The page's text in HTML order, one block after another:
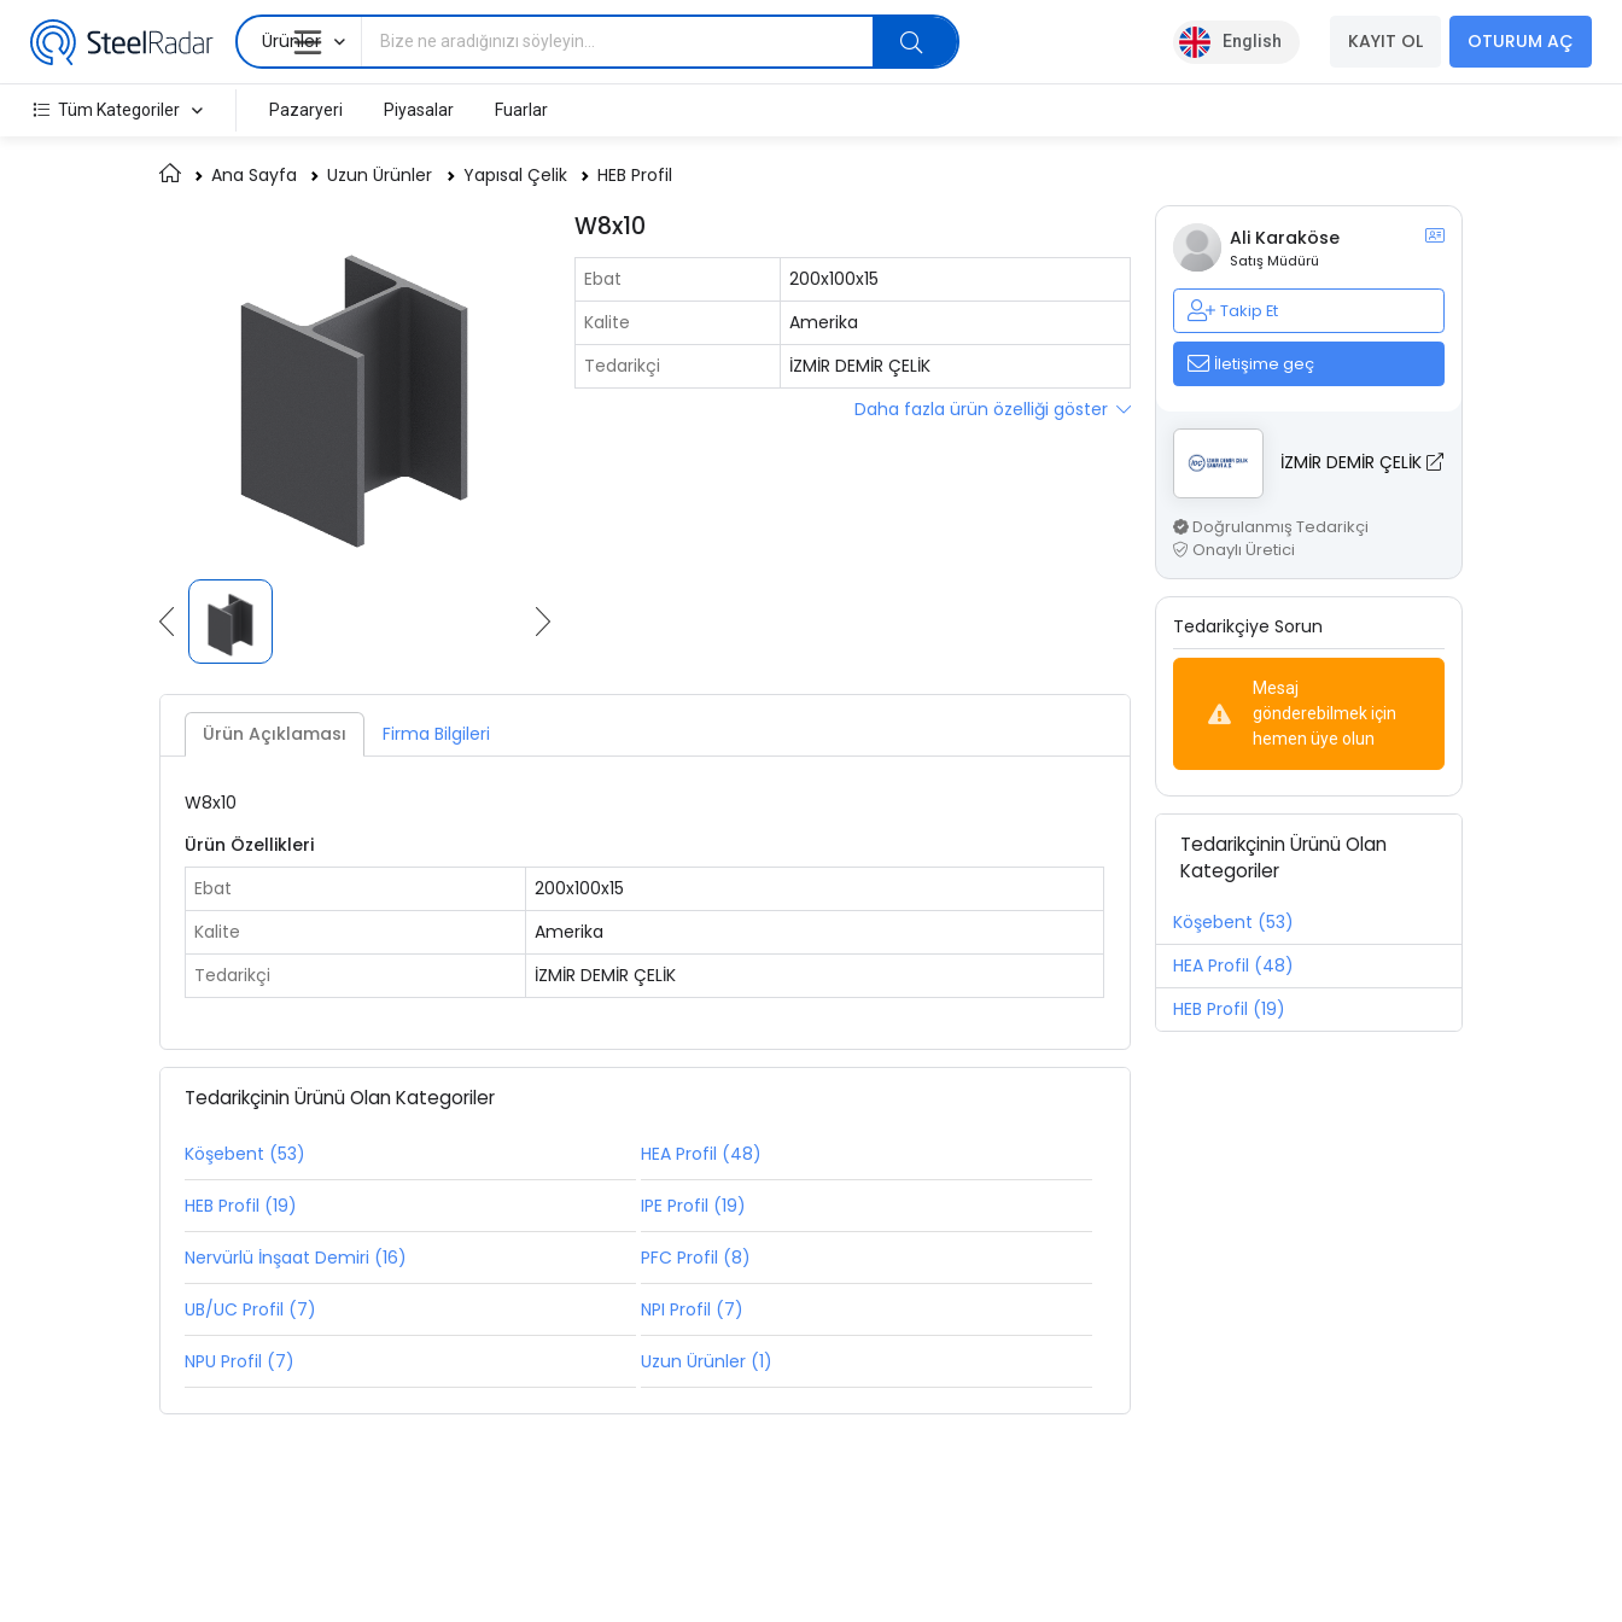
Ürünler English KAYIT OL OTURUM AÇ
Tüm Kategoriler Pazaryeri Piyasalar Fuarlar
Ana Sayfa Uzun Ürünler Yapısal Çelik HEB Profil
W8x10
Ebat
200x100x15
Kalite
Amerika
Tedarikçi
İZMİR DEMİR ÇELİK
Daha fazla ürün özelliği göster
Ürün Açıklaması Firma Bilgileri
W8x10
Ürün Özellikleri
Ebat
200x100x15
Kalite
Amerika
Tedarikçi
İZMİR DEMİR ÇELİK
Tedarikçinin Ürünü Olan Kategoriler
Köşebent (53) HEA Profil (48)
HEB Profil (19) IPE Profil (19)
Nervürlü İnşaat Demiri (16) PFC Profil (8)
UB/UC Profil (7) NPI Profil (7)
NPU Profil (7) Uzun Ürünler (1)
Ali Karaköse
Satış Müdürü
Takip Et
İletişime geç
İZMİR DEMİR ÇELİK
Doğrulanmış Tedarikçi
Onaylı Üretici
Tedarikçiye Sorun
Mesaj
gönderebilmek için
hemen üye olun
Tedarikçinin Ürünü Olan
Kategoriler
Köşebent (53)
HEA Profil (48)
HEB Profil (19)